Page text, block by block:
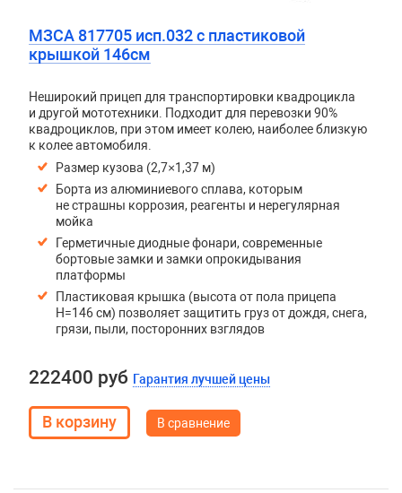
МЗСА 817705 исп.032 с пластиковой
крышкой 146см
Неширокий прицеп для транспортировки квадроцикла
и другой мототехники. Подходит для перевозки 90%
квадроциклов, при этом имеет колею, наиболее близкую
к колее автомобиля.
Размер кузова (2,7×1,37 м)
Борта из алюминиевого сплава, которым
не страшны коррозия, реагенты и нерегулярная
мойка
Герметичные диодные фонари, современные
бортовые замки и замки опрокидывания
платформы
Пластиковая крышка (высота от пола прицепа
H=146 см) позволяет защитить груз от дождя, снега,
грязи, пыли, посторонних взглядов
222400 руб Гарантия лучшей цены
В сравнение